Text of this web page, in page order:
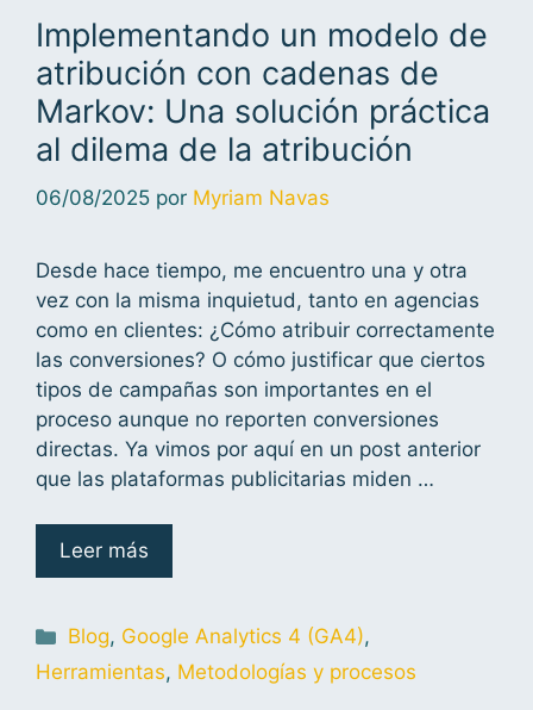
Implementando un modelo de
atribución con cadenas de
Markov: Una solución práctica
al dilema de la atribución
06/08/2025 por Myriam Navas
Desde hace tiempo, me encuentro una y otra
vez con la misma inquietud, tanto en agencias
como en clientes: ¿Cómo atribuir correctamente
las conversiones? O cómo justificar que ciertos
tipos de campañas son importantes en el
proceso aunque no reporten conversiones
directas. Ya vimos por aquí en un post anterior
que las plataformas publicitarias miden …
Leer más
Blog, Google Analytics 4 (GA4),
Herramientas, Metodologías y procesos